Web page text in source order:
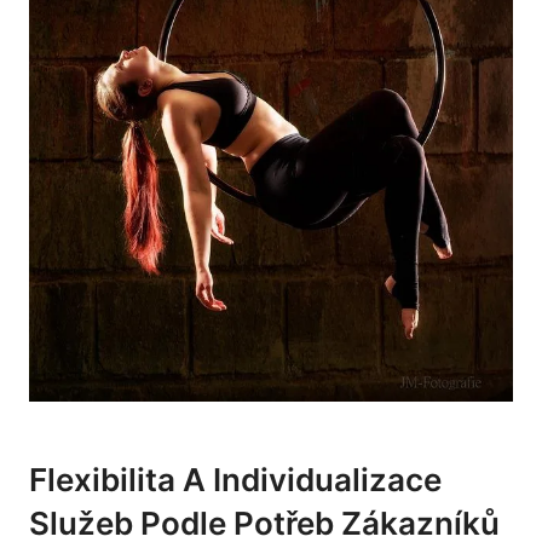
Flexibilita A Individualizace
Služeb Podle Potřeb Zákazníků